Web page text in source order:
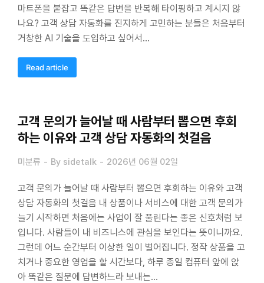
마트폰을 붙잡고 똑같은 답변을 반복해 타이핑하고 계시지 않
나요? 고객 상담 자동화를 진지하게 고민하는 분들은 처음부터
거창한 AI 기술을 도입하고 싶어서…
Read article
고객 문의가 늘어날 때 사람부터 뽑으면 후회
하는 이유와 고객 상담 자동화의 첫걸음
미분류 By sidetalk 2026년 06월 02일
고객 문의가 늘어날 때 사람부터 뽑으면 후회하는 이유와 고객
상담 자동화의 첫걸음 내 상품이나 서비스에 대한 고객 문의가
늘기 시작하면 처음에는 사업이 잘 풀린다는 좋은 신호처럼 보
입니다. 사람들이 내 비즈니스에 관심을 보인다는 뜻이니까요.
그런데 어느 순간부터 이상한 일이 벌어집니다. 정작 상품을 고
치거나 중요한 영업을 할 시간보다, 하루 종일 컴퓨터 앞에 앉
아 똑같은 질문에 답변하느라 보내는…